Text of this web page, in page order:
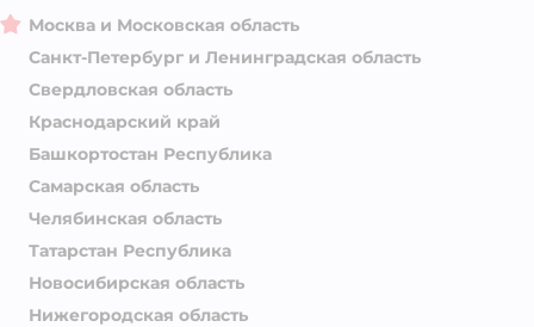
Москва и Московская область
Санкт-Петербург и Ленинградская область
Свердловская область
Краснодарский край
Башкортостан Республика
Самарская область
Челябинская область
Татарстан Республика
Новосибирская область
Нижегородская область